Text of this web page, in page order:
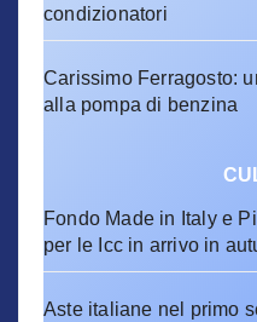
condizionatori
Carissimo Ferragosto:
alla pompa di benzina
Fondo Made in Italy e
per le Icc in arrivo in
Aste italiane nel primo